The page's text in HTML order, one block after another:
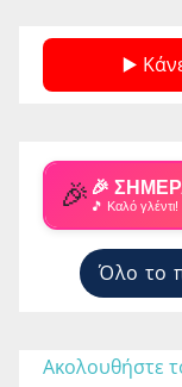
▶️
🎉 🎉
🎵 Καλό γλέντι!
Όλο το
Ακολουθήστε